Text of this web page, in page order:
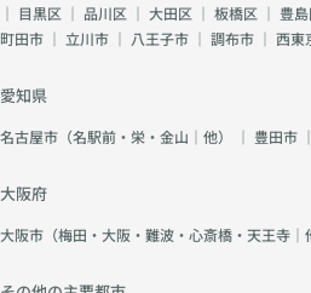
｜ 目黒区 ｜ 品川区 ｜ 大田区 ｜ 板橋区 ｜ 豊
町田市 ｜ 立川市 ｜ 八王子市 ｜ 調布市 ｜ 西東
愛知県
名古屋市（名駅前・栄・金山｜他） ｜ 豊田市 ｜
大阪府
大阪市（梅田・大阪・難波・心斎橋・天王寺｜